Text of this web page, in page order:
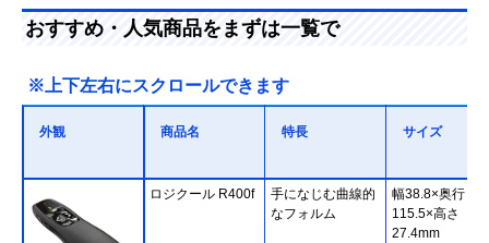
おすすめ・人気商品をまずは一覧で
※上下左右にスクロールできます
外観 商品名 特長 サイズ
ロジクール R400f
手になじむ曲線的
なフォルム
幅38.8×奥行
115.5×高さ
27.4mm